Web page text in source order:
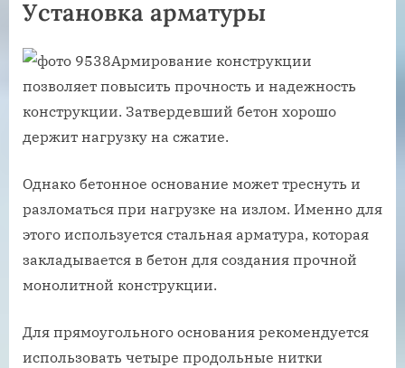
Установка арматуры
Армирование конструкции
позволяет повысить прочность и надежность
конструкции. Затвердевший бетон хорошо
держит нагрузку на сжатие.
Однако бетонное основание может треснуть и
разломаться при нагрузке на излом. Именно для
этого используется стальная арматура, которая
закладывается в бетон для создания прочной
монолитной конструкции.
Для прямоугольного основания рекомендуется
использовать четыре продольные нитки